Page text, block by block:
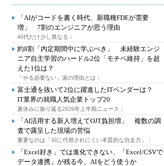
「AIがコードを書く時代、新職種FDEが需要
増」 7割のエンジニアが思う理由
40代だけ少し異なる：
約8割「内定期間中に学ぶべき」 未経験エンジ
ニア自主学習のハードル2位「モチベ維持」を超
えた1位は？
「やる必要ない」派の理由とは：
富士通を抜いて2位に躍進したITベンダーは？
IT業界の就職人気企業トップ20
夏休みに振り返る2026年上半期ニュース：
「AI活用する新人増えてOJT負担増」 複数の調
査で露呈した現場の苦悩
重要なのは「AIに代替されにくい本質的な自走力」：
「Excel好き」では進化できない、「Excel/CSVで
データ連携」が残る今、AIをどう使うか